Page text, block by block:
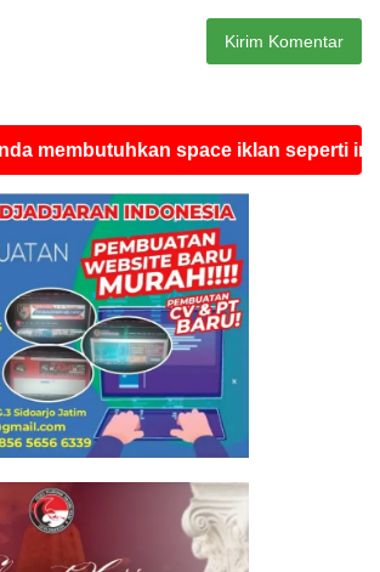
space iklan seperti ini silahkan